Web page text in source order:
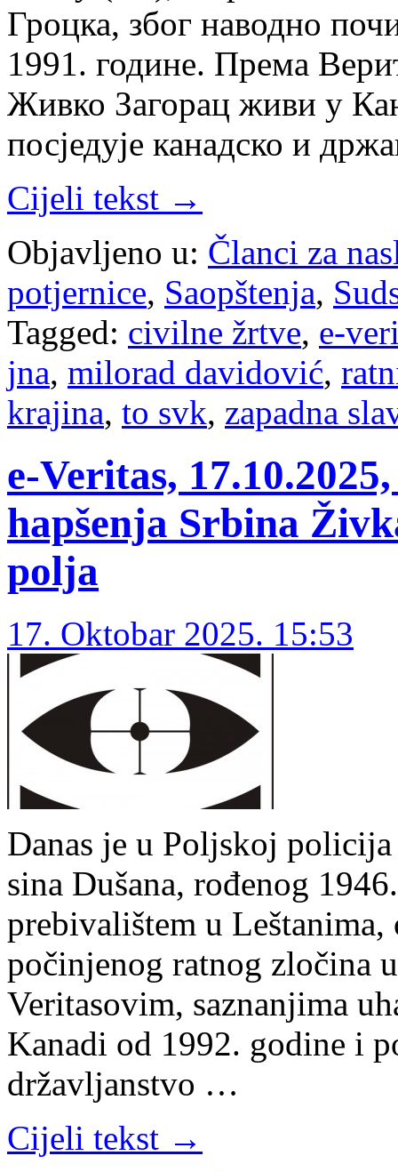
Гроцка, због наводно
1991. године. Према
Живко Загорац живи у
посједује канадско и
Cijeli tekst →
Objavljeno u: Članci za
potjernice, Saopštenja,
Tagged: civilne žrtve, e-
jna, milorad davidović,
krajina, to svk, zapadna
e-Veritas,
hapšenja Srbina
polja
17. Oktobar 2025. 15:53
Danas je u Poljskoj
sina Dušana, rođenog
prebivalištem u
počinjenog ratnog zločina
Veritasovim, saznanjima
Kanadi od 1992. godine i
državljanstvo …
Cijeli tekst →